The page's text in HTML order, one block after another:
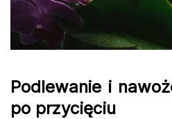
Podlewanie i
po przycięciu